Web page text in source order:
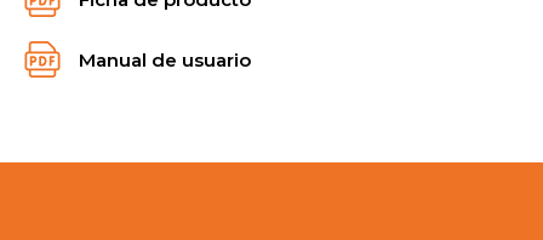
Manual de usuario